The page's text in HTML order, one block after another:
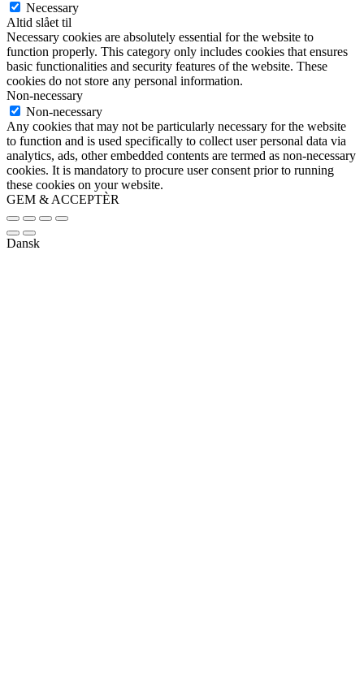
Necessary
Altid slået til
Necessary cookies are absolutely essential for the website to
function properly. This category only includes cookies that ensures
basic functionalities and security features of the website. These
cookies do not store any personal information.
Non-necessary
Non-necessary
Any cookies that may not be particularly necessary for the website
to function and is used specifically to collect user personal data via
analytics, ads, other embedded contents are termed as non-necessary
cookies. It is mandatory to procure user consent prior to running
these cookies on your website.
GEM & ACCEPTÈR
Dansk